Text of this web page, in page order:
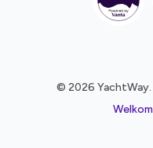
© 2026